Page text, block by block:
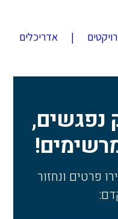
| אדריכלים
נפגשים,
פרטים ונחזור